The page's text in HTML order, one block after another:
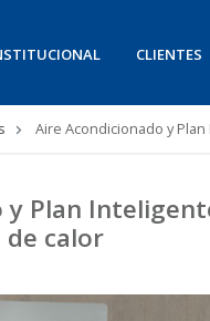
CLIENTES
Aire Acondicionado y
y Plan
calor